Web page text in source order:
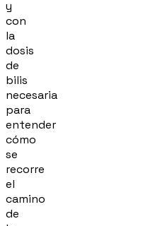
y
con
la
dosis
de
bilis
necesaria
para
entender
cómo
se
recorre
el
camino
de